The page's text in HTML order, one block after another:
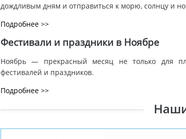
дождливым дням и отправиться к морю, солнцу и
Подробнее >>
Фестивали и праздники в Ноябре
Ноябрь — прекрасный месяц не только для
фестивалей и праздников.
Подробнее >>